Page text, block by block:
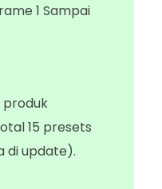
1 Sampai
15 presets
di update).